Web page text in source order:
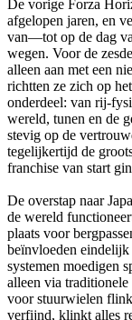
De vorige Forza
afgelopen jaren, en
van—tot op de dag
wegen. Voor de
alleen aan met een
richtten ze zich op
onderdeel: van rij-
wereld, tunen en de
stevig op de
tegelijkertijd de
franchise van start
De overstap naar
de wereld
plaats voor
beïnvloeden
systemen moedigen
alleen via
voor stuurwielen
verfijnd, klinkt alles